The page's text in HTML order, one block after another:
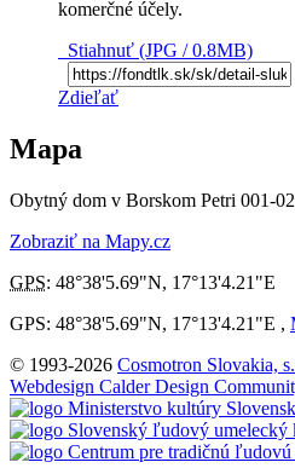
komerčné účely.
Stiahnuť (JPG / 0.8MB)
Zdieľať
Mapa
Obytný dom v Borskom Petri 001-02
Zobraziť na Mapy.cz
GPS: 48°38'5.69"N, 17°13'4.21"E
GPS: 48°38'5.69"N, 17°13'4.21"E ,
© 1993-2026 Cosmotron Slovakia,
Webdesign Calder Design